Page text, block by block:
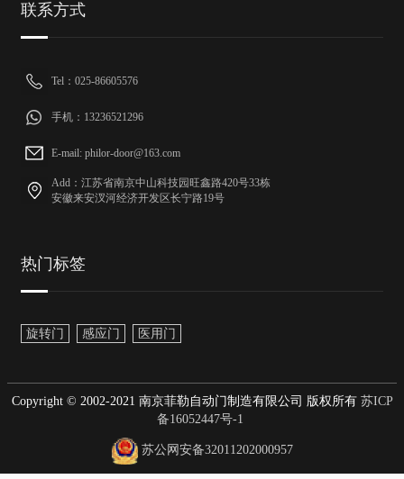
联系方式
Tel：025-86605576
手机：13236521296
E-mail: philor-door@163.com
Add：江苏省南京中山科技园旺鑫路420号33栋
安徽来安汊河经济开发区长宁路19号
热门标签
旋转门 感应门 医用门
Copyright © 2002-2021 南京菲勒自动门制造有限公司 版权所有苏ICP
备16052447号-1
苏公网安备32011202000957